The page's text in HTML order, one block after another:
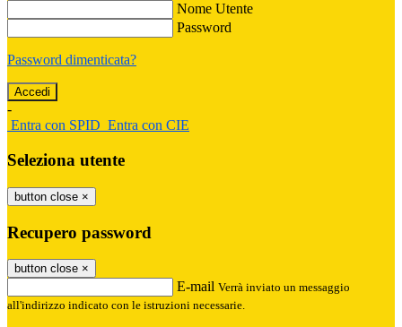
Nome Utente
Password
Password dimenticata?
-
Entra con SPID Entra con CIE
Seleziona utente
button close ×
Recupero password
button close ×
E-mail Verrà inviato un messaggio
all'indirizzo indicato con le istruzioni necessarie.